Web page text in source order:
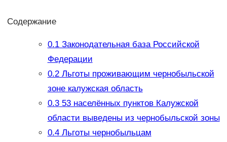
Содержание
0.1Законодательная база Российской
Федерации
0.2Льготы проживающим чернобыльской
зоне калужская область
0.353 населённых пунктов Калужской
области выведены из чернобыльской зоны
0.4Льготы чернобыльцам